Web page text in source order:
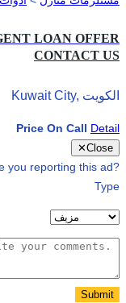
LOAN OFFER
CONTACT US
Price On Call Detail
✕Close
you reporting this ad?
Type
Submit